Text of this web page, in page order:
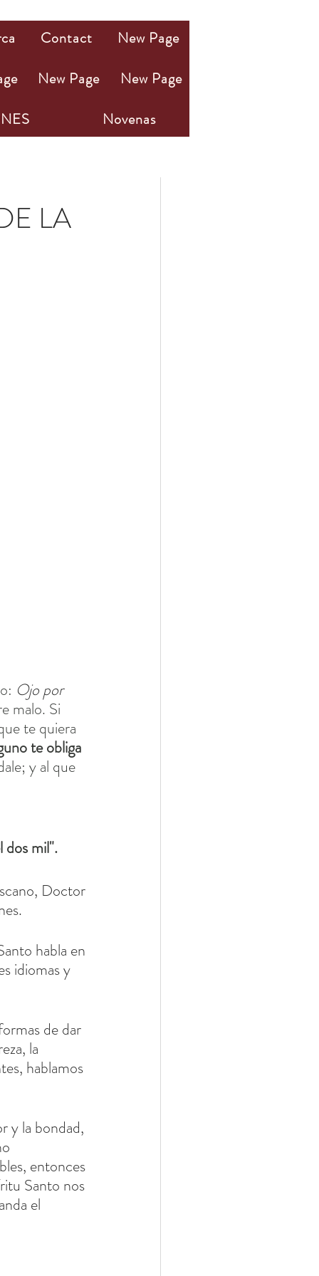
LA
Ojo por
malo. Si
te quiera
te obliga
y al que
dos mil".
Doctor
habla en
idiomas y
de dar
la
hablamos
y la bondad,
entonces
Santo nos
el
Contact
New Page
New Page
New Page
Novenas